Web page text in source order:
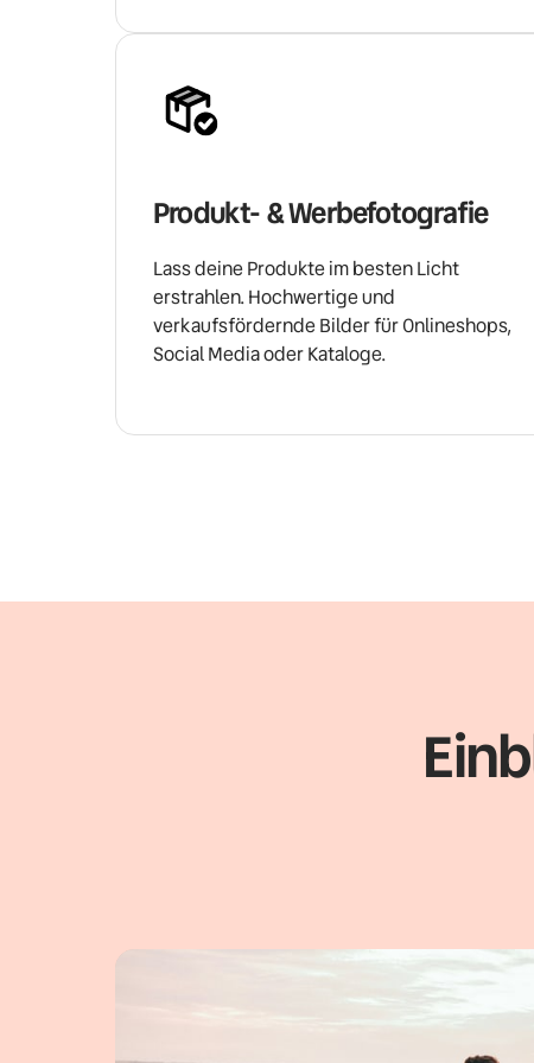
Produkt- & Werbefotografie
Lass deine Produkte im besten Licht
erstrahlen. Hochwertige und
verkaufsfördernde Bilder für Onlineshops,
Social Media oder Kataloge.